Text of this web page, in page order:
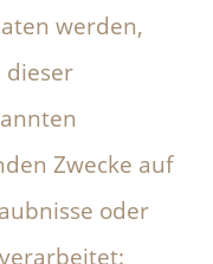
werden,
dieser
Zwecke auf
oder